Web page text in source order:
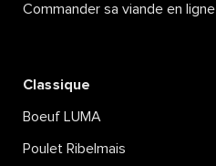
Commander sa viande en ligne
Classique
Boeuf LUMA
Poulet Ribelmais